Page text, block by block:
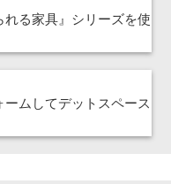
る家具』シリーズを使
ムしてデットスペース